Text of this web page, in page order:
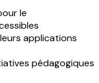
le
applications
pédagogiques